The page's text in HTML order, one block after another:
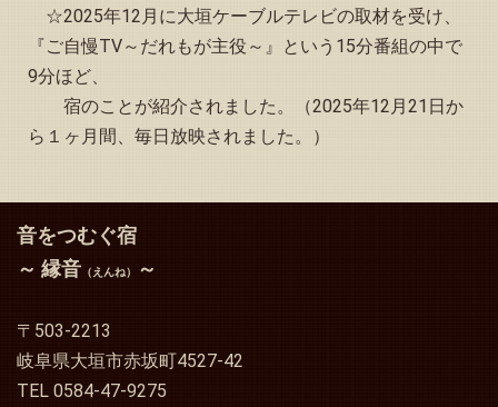
2024.03.29
「予約状況」お知らせページの４月カレンダーの更新と５
月のカレンダーを掲載しました
2024.03.22
「予約状況」お知らせページの3月カレンダーを更新しまし
た
2024.03.11
「縁音よもやま話」とトップページの“観光情報、その他イ
2024.03.04
「予約状況」お知らせページに３月・４月分の予約カレン
☆2025年12月に大垣ケーブルテレビの取材を受け、
『ご自慢TV～だれもが主役～』という15分番組の中で
9分ほど、
宿のことが紹介されました。（2025年12月21日か
ら１ヶ月間、毎日放映されました。）
音をつむぐ宿
～ 縁音 （えんね） ～
〒503-2213
岐阜県大垣市赤坂町4527-42
TEL 0584-47-9275